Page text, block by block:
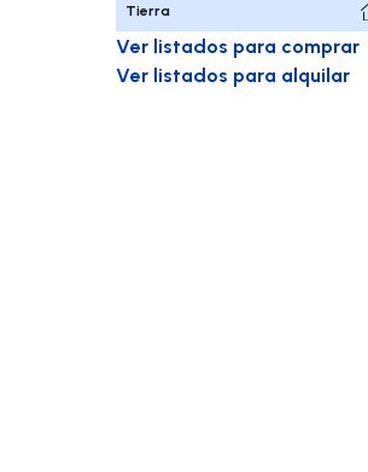
Tierra
Ver listados para comprar
Ver listados para alquilar